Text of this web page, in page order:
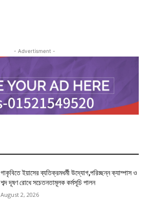
- Advertisment -
গাকৃবিতে ইয়াসের ব্যতিক্রমধর্মী উদ্যোগ,পরিচ্ছন্ন ক্যাম্পাস ও
শব্দ দূষণ রোধে সচেতনতামূলক কর্মসূচি পালন
August 2, 2026